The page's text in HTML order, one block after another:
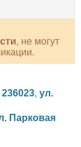
, не могут
236023, ул.
Парковая